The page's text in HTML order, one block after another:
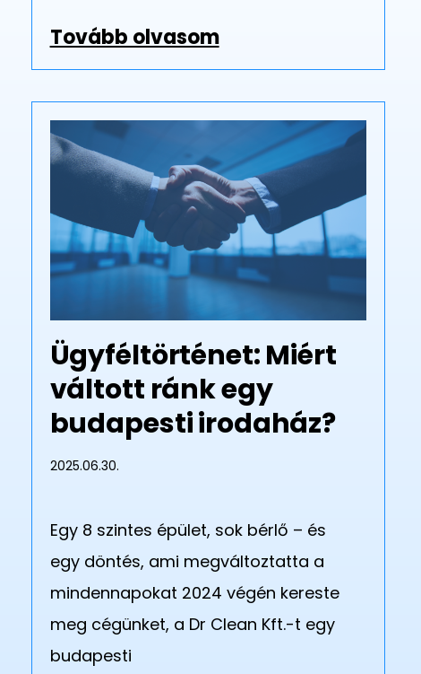
Tovább olvasom
Ügyféltörténet: Miért
váltott ránk egy
budapesti irodaház?
2025.06.30.
Egy 8 szintes épület, sok bérlő – és
egy döntés, ami megváltoztatta a
mindennapokat 2024 végén kereste
meg cégünket, a Dr Clean Kft.-t egy
budapesti